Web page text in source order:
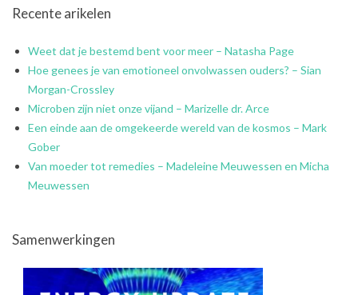
Recente arikelen
Weet dat je bestemd bent voor meer – Natasha Page
Hoe genees je van emotioneel onvolwassen ouders? – Sian
Morgan-Crossley
Microben zijn niet onze vijand – Marizelle dr. Arce
Een einde aan de omgekeerde wereld van de kosmos – Mark
Gober
Van moeder tot remedies – Madeleine Meuwessen en Micha
Meuwessen
Samenwerkingen